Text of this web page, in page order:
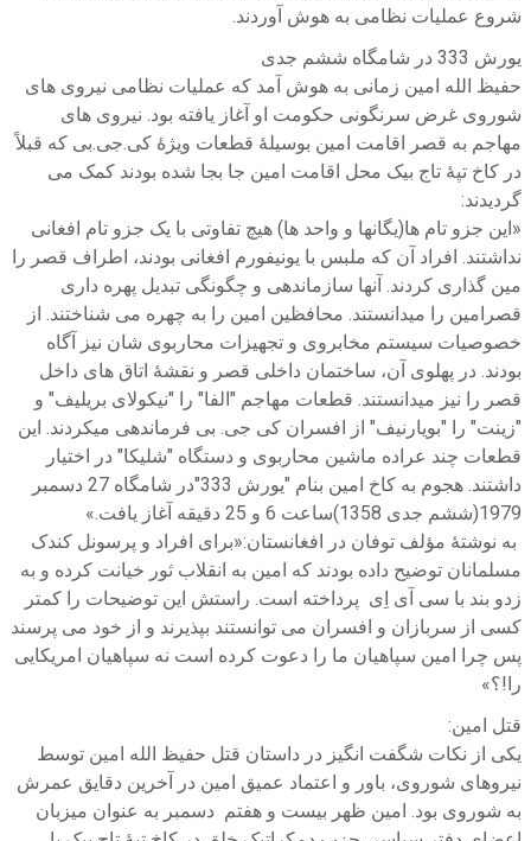
شروع عملیات نظامی به هوش آوردند.
یورش 333 در شامگاه ششم جدی
حفیظ الله امین زمانی به هوش آمد که عملیات نظامی نیروی های
شوروی غرض سرنگونی حکومت او آغاز یافته بود. نیروی های
مهاجم به قصر اقامت امین بوسیلۀ قطعات ویژۀ کی.جی.بی که قبلاً
در کاخ تپۀ تاج بیک محل اقامت امین جا بجا شده بودند کمک می
گردیدند:
«این جزو تام ها(یگانها و واحد ها) هیچ تفاوتی با یک جزو تام افغانی
نداشتند. افراد آن که ملبس با یونیفورم افغانی بودند، اطراف قصر را
مین گذاری کردند. آنها سازماندهی و چگونگی تبدیل پهره داری
قصرامین را میدانستند. محافظین امین را به چهره می شناختند. از
خصوصیات سیستم مخابروی و تجهیزات محاربوی شان نیز آگاه
بودند. در پهلوی آن، ساختمان داخلی قصر و نقشۀ اتاق های داخل
قصر را نیز میدانستند. قطعات مهاجم "الفا" را "نیکولای بریلیف" و
"زینت" را "بویارنیف" از افسران کی جی. بی فرماندهی میکردند. این
قطعات چند عراده ماشین محاربوی و دستگاه "شلیکا" در اختیار
داشتند. هجوم به کاخ امین بنام "یورش 333"در شامگاه 27 دسمبر
1979(ششم جدی 1358)ساعت 6 و 25 دقیقه آغاز یافت.»
به نوشتۀ مؤلف توفان در افغانستان:«برای افراد و پرسونل کندک
مسلمانان توضیح داده بودند که امین به انقلاب ثور خیانت کرده و به
زدو بند با سی آی اِی پرداخته است. راستش این توضیحات را کمتر
کسی از سربازان و افسران می توانستند بپذیرند و از خود می پرسند
پس چرا امین سپاهیان ما را دعوت کرده است نه سپاهیان امریکایی
را!؟»
قتل امین:
یکی از نکات شگفت انگیز در داستان قتل حفیظ الله امین توسط
نیروهای شوروی، باور و اعتماد عمیق امین در آخرین دقایق عمرش
به شوروی بود. امین ظهر بیست و هفتم دسمبر به عنوان میزبان